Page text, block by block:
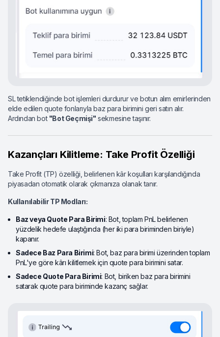
SL tetiklendiğinde bot işlemleri durdurur ve botun alım emirlerinden
elde edilen quote fonlarıyla baz para birimini geri satın alır.
Ardından bot "Bot Geçmişi" sekmesine taşınır.
Kazançları Kilitleme: Take Profit Özelliği
Take Profit (TP) özelliği, belirlenen kâr koşulları karşılandığında
piyasadan otomatik olarak çıkmanıza olanak tanır.
Kullanılabilir TP Modları:
Baz veya Quote Para Birimi: Bot, toplam PnL belirlenen
yüzdelik hedefe ulaştığında (her iki para biriminden biriyle)
kapanır.
Sadece Baz Para Birimi: Bot, baz para birimi üzerinden toplam
PnL'ye göre kârı kilitlemek için quote para birimini satar.
Sadece Quote Para Birimi: Bot, biriken baz para birimini
satarak quote para biriminde kazanç sağlar.